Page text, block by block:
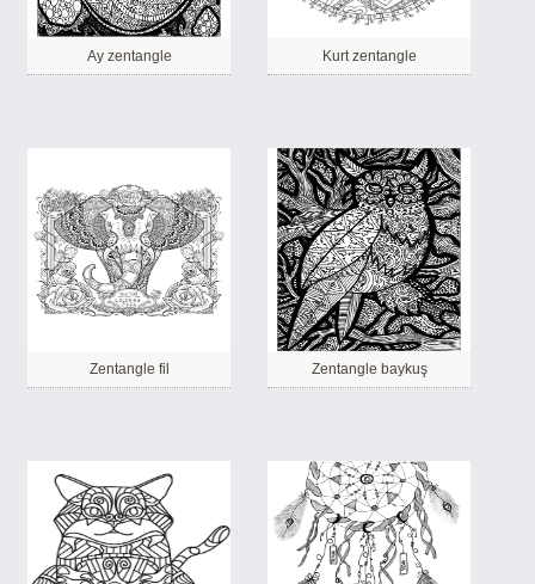
Ay zentangle Kurt zentangle
Zentangle fil Zentangle baykuş